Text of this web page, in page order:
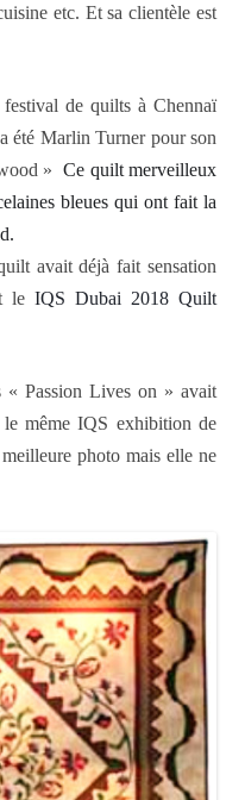
etc. Et sa clientèle est
de quilts à Chennaï
été Marlin Turner pour son
» Ce quilt merveilleux
bleues qui ont fait la
avait déjà fait sensation
le IQS Dubai 2018 Quilt
« Passion Lives on » avait
même IQS exhibition de
photo mais elle ne